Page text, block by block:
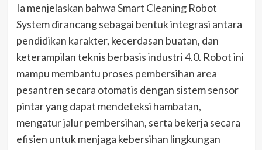
Ia menjelaskan bahwa Smart Cleaning Robot
System dirancang sebagai bentuk integrasi antara
pendidikan karakter, kecerdasan buatan, dan
keterampilan teknis berbasis industri 4.0. Robot ini
mampu membantu proses pembersihan area
pesantren secara otomatis dengan sistem sensor
pintar yang dapat mendeteksi hambatan,
mengatur jalur pembersihan, serta bekerja secara
efisien untuk menjaga kebersihan lingkungan